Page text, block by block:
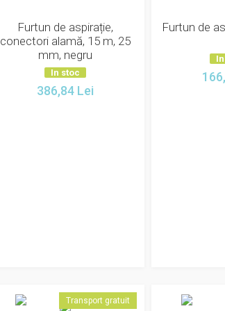
Furtun de aspirație,
conectori alamă, 15 m, 25
mm, negru
In stoc
386,84 Lei
Furtun de
Transport gratuit